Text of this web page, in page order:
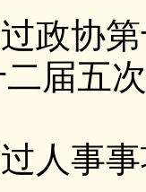
政协
届五
人事